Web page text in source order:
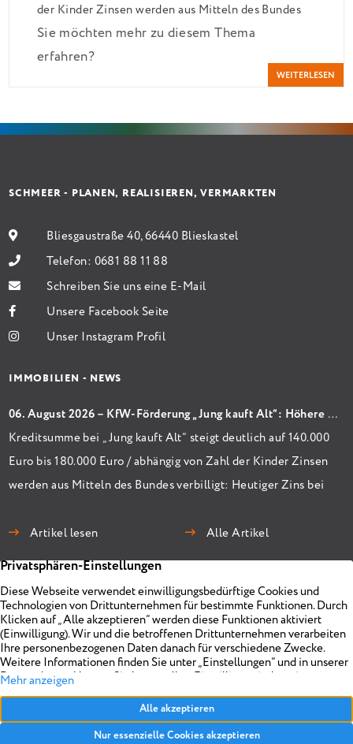
der Kinder Zinsen werden aus Mitteln des Bundes
verbilligt: Heutiger Zins bei 0,53 Prozent effektiv
bei 35 Jahren Laufzeit und 10 Jahren Zinsbindung
Antragstellende verpflichten sich zu energetischer
Sanierung in Einzelmaßnahmen […]
Sie möchten mehr zu diesem Thema
erfahren?
WEITERLESEN
SCHMEER - PLANEN, REALISIEREN, VERMARKTEN
Bliesgaustraße 40, 66440 Blieskastel
Telefon: 0681 88 11 88
Schreiben Sie uns eine E-Mail
Unsere Facebook Seite
Unser Instagram Profil
IMMOBILIEN - NEWS
06. August 2026 – KfW-Förderung „Jung kauft Alt“: Höhere Kredite ab August 2026
Kreditsumme bei „Jung kauft Alt“ steigt deutlich auf 140.000
Euro bis 180.000 Euro / abhängig von Zahl der Kinder Zinsen
werden aus Mitteln des Bundes verbilligt: Heutiger Zins bei
Zinsbindung Antragstellende verpflichten sich zu
energetischer Sanierung binnen 54 Monaten nach
Artikel lesen Alle Artikel
Immobilien
Unternehmen
Projekte
Planen
Vermarkten
Über uns
Realisieren